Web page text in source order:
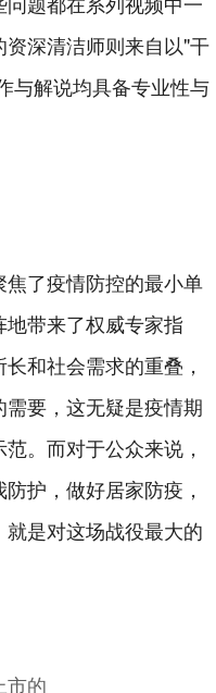
深清洁师则来自以"干
与解说均具备专业性与
了疫情防控的最小单
带来了权威专家指
和社会需求的重叠，
要，这无疑是疫情期
。而对于公众来说，
护，做好居家防疫，
是对这场战役最大的
市的